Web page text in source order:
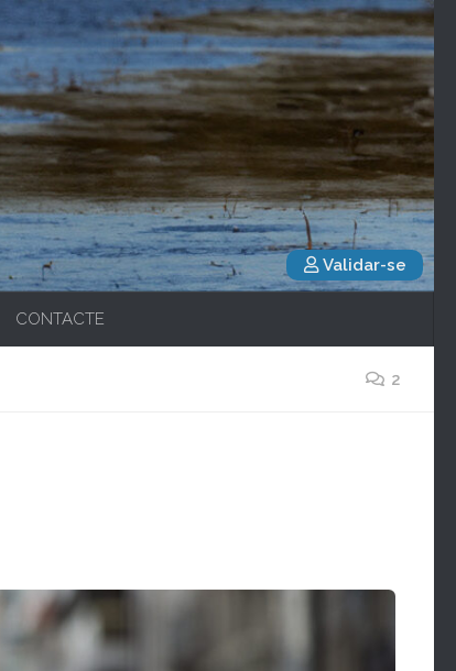
Validar-se
CONTACTE
2